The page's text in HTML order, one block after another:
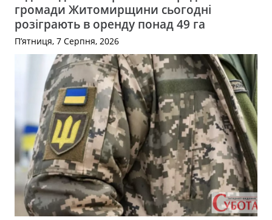
громади Житомирщини сьогодні
розіграють в оренду понад 49 га
П’ятниця, 7 Серпня, 2026